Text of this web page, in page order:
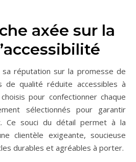
axée sur la
réputation sur la promesse de
de qualité réduite accessibles à
pour confectionner chaque
sélectionnés pour garantir
Ce souci du détail permet à la
clientèle exigeante, soucieuse
durables et agréables à porter.